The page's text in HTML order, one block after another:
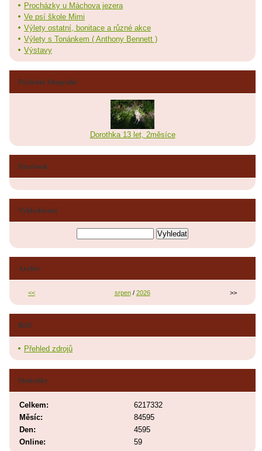
Procházky u Máchova jezera
Ve psí škole Mimi
Výlety ostatní, bonitace a různé akce
Výlety s Tonánkem ( Anthony Bennett )
Výstavy
Poslední fotografie
Dorothka 13 let, 2měsíce
Facebook
Vyhledávání
Archiv
<< srpen/ 2026 >>
RSS
Přehled zdrojů
Statistiky
Online: 59
Celkem:
6217332
Měsíc:
84595
Den:
4595